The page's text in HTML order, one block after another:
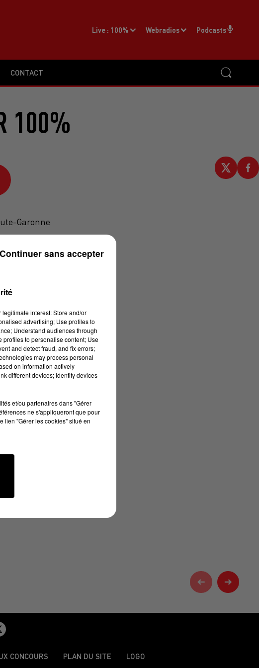
CONTACT
Live : 100% Webradios Podcasts
100%
Garonne
CONCOURS PLAN DU SITE LOGO
interest: Store and/or
advertising; Use profiles to
Understand audiences through
profiles to personalise content; Use
and detect fraud, and fix errors;
may process personal
on information actively
different devices; Identify devices
et/ou partenaires dans "Gérer
ne s'appliqueront que pour
lien "Gérer les cookies" situé en
Continuer sans accepter